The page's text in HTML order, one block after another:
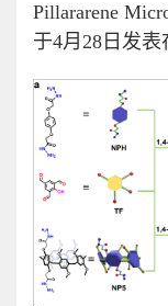
Pillararene
于4月28日发表